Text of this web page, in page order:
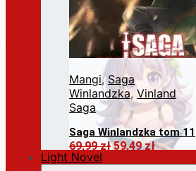
Mangi, Saga
Winlandzka, Vinland
Saga
Saga Winlandzka tom 11
69,99złPierwotna
59,49złAktualna
Dodaj do koszyka
Light Novel